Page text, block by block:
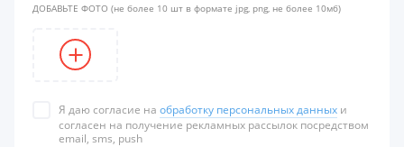
ДОБАВЬТЕ ФОТО (не более 10 шт в формате jpg, png, не более 10мб)
Я даю согласие на обработку персональных данных и
согласен на получение рекламных рассылок посредством
email, sms, push